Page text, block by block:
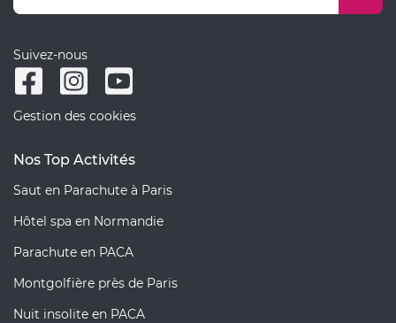
Suivez-nous
Gestion des cookies
Nos Top Activités
Saut en Parachute à Paris
Hôtel spa en Normandie
Parachute en PACA
Montgolfière près de Paris
Nuit insolite en PACA